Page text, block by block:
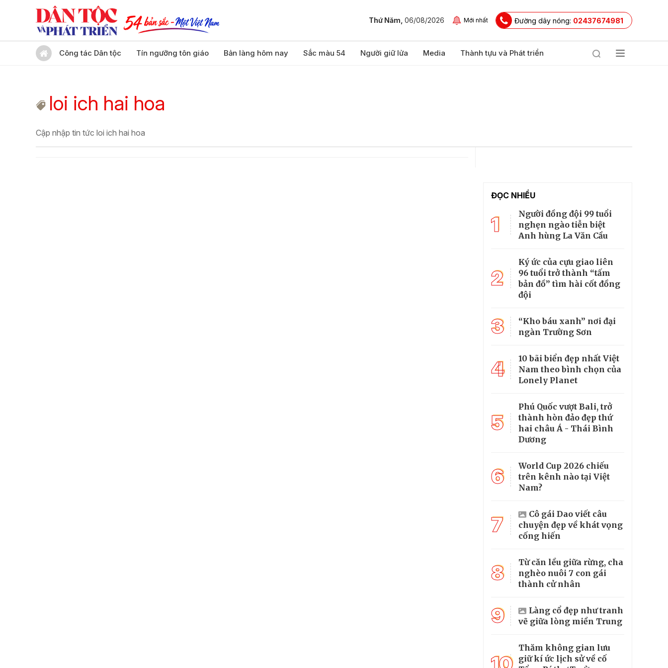
Thứ Năm, 06/08/2026 Mới nhất Đường dây nóng: 02437674981
Công tác Dân tộc Tín ngưỡng tôn giáo Bản làng hôm nay Sắc màu 54 Người giữ lửa Media Thành tựu và Phát triển
loi ich hai hoa
Cập nhập tin tức loi ich hai hoa
ĐỌC NHIỀU
1
Người đồng đội 99 tuổi
nghẹn ngào tiễn biệt
Anh hùng La Văn Cầu
2
Ký ức của cựu giao liên
96 tuổi trở thành “tấm
bản đồ” tìm hài cốt đồng
đội
3
“Kho báu xanh” nơi đại
ngàn Trường Sơn
4
10 bãi biển đẹp nhất Việt
Nam theo bình chọn của
Lonely Planet
5
Phú Quốc vượt Bali, trở
thành hòn đảo đẹp thứ
hai châu Á - Thái Bình
Dương
6
World Cup 2026 chiếu
trên kênh nào tại Việt
Nam?
7
Cô gái Dao viết câu
chuyện đẹp về khát vọng
cống hiến
8
Từ căn lều giữa rừng, cha
nghèo nuôi 7 con gái
thành cử nhân
9
Làng cổ đẹp như tranh
vẽ giữa lòng miền Trung
Thăm không gian lưu
giữ kí ức lịch sử về cố